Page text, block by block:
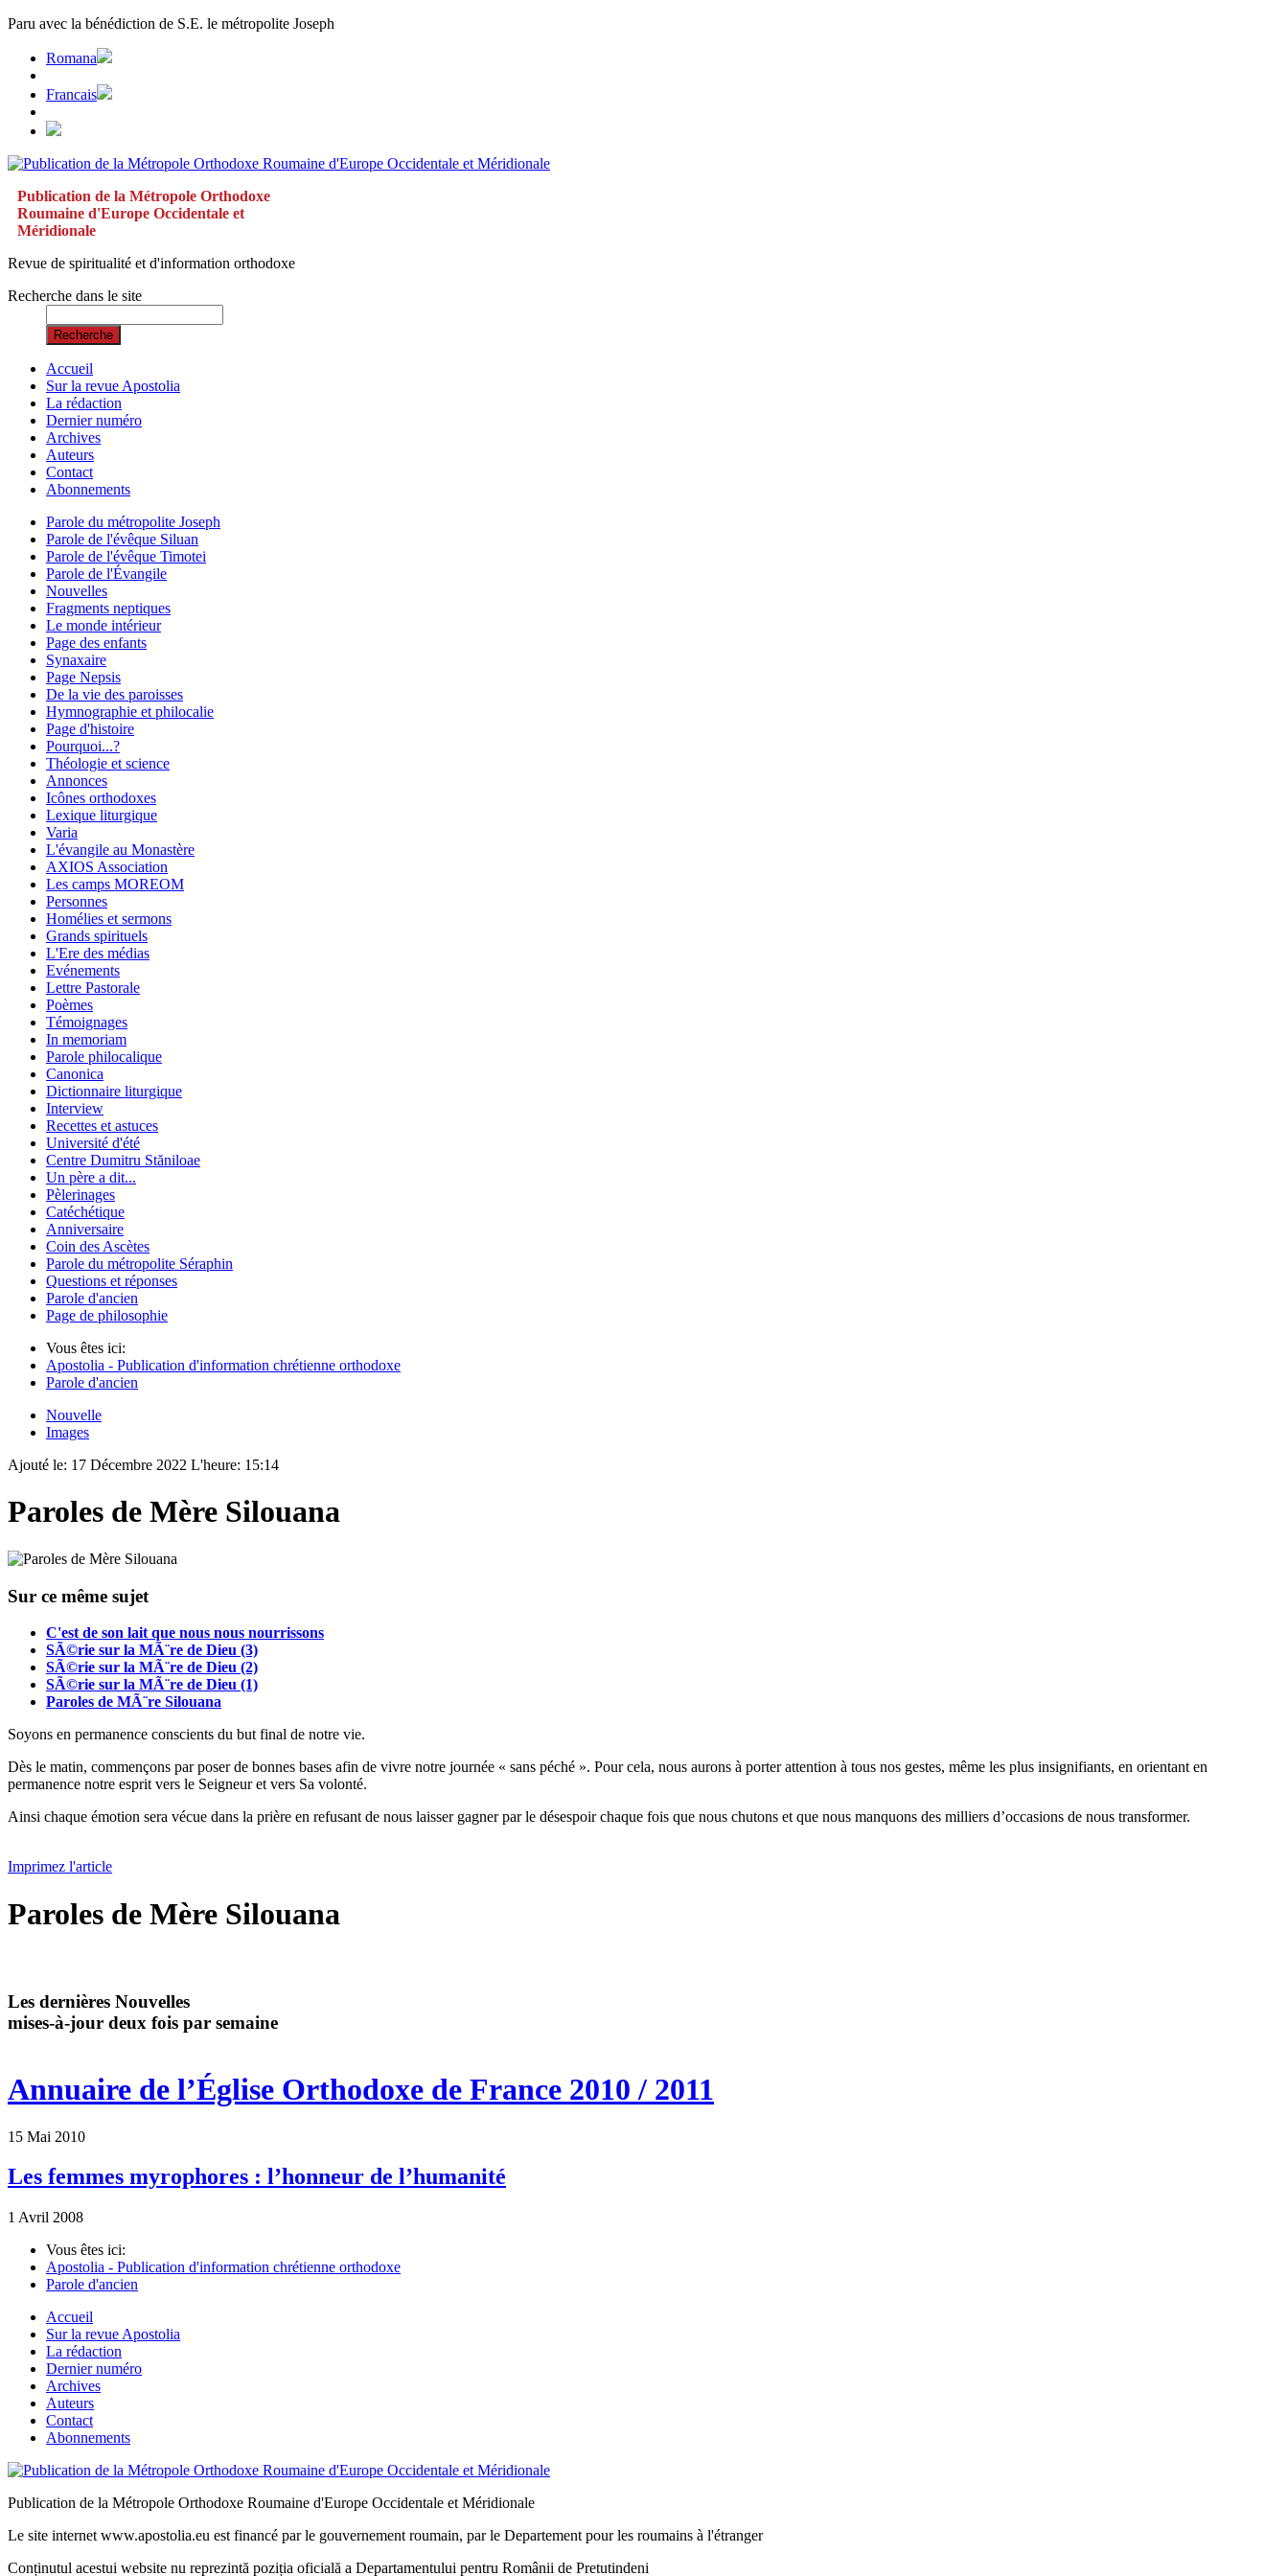
Paru avec la bénédiction de S.E. le métropolite Joseph
Romana
Francais
Publication de la Métropole Orthodoxe
Roumaine d'Europe Occidentale et
Méridionale
Revue de spiritualité et d'information orthodoxe
Recherche dans le site
Recherche
Accueil
Sur la revue Apostolia
La rédaction
Dernier numéro
Archives
Auteurs
Contact
Abonnements
Parole du métropolite Joseph
Parole de l'évêque Siluan
Parole de l'évêque Timotei
Parole de l'Évangile
Nouvelles
Fragments neptiques
Le monde intérieur
Page des enfants
Synaxaire
Page Nepsis
De la vie des paroisses
Hymnographie et philocalie
Page d'histoire
Pourquoi...?
Théologie et science
Annonces
Icônes orthodoxes
Lexique liturgique
Varia
L'évangile au Monastère
AXIOS Association
Les camps MOREOM
Personnes
Homélies et sermons
Grands spirituels
L'Ere des médias
Evénements
Lettre Pastorale
Poèmes
Témoignages
In memoriam
Parole philocalique
Canonica
Dictionnaire liturgique
Interview
Recettes et astuces
Université d'été
Centre Dumitru Stăniloae
Un père a dit...
Pèlerinages
Catéchétique
Anniversaire
Coin des Ascètes
Parole du métropolite Séraphin
Questions et réponses
Parole d'ancien
Page de philosophie
Vous êtes ici:
Apostolia - Publication d'information chrétienne orthodoxe
Parole d'ancien
Nouvelle
Images
Ajouté le: 17 Décembre 2022 L'heure: 15:14
Paroles de Mère Silouana
Sur ce même sujet
C'est de son lait que nous nous nourrissons
SÃ©rie sur la MÃ¨re de Dieu (3)
SÃ©rie sur la MÃ¨re de Dieu (2)
SÃ©rie sur la MÃ¨re de Dieu (1)
Paroles de MÃ¨re Silouana
Soyons en permanence conscients du but final de notre vie.
Dès le matin, commençons par poser de bonnes bases afin de vivre notre journée « sans péché ». Pour cela, nous aurons à porter attention à tous nos gestes, même les plus insignifiants, en orientant en
permanence notre esprit vers le Seigneur et vers Sa volonté.
Ainsi chaque émotion sera vécue dans la prière en refusant de nous laisser gagner par le désespoir chaque fois que nous chutons et que nous manquons des milliers d’occasions de nous transformer.
Imprimez l'article
Paroles de Mère Silouana
Les dernières Nouvelles
mises-à-jour deux fois par semaine
Annuaire de l’Église Orthodoxe de France 2010 / 2011
15 Mai 2010
Les femmes myrophores : l’honneur de l’humanité
1 Avril 2008
Vous êtes ici:
Apostolia - Publication d'information chrétienne orthodoxe
Parole d'ancien
Accueil
Sur la revue Apostolia
La rédaction
Dernier numéro
Archives
Auteurs
Contact
Abonnements
Publication de la Métropole Orthodoxe Roumaine d'Europe Occidentale et Méridionale
Le site internet www.apostolia.eu est financé par le gouvernement roumain, par le Departement pour les roumains à l'étranger
Conținutul acestui website nu reprezintă poziția oficială a Departamentului pentru Românii de Pretutindeni